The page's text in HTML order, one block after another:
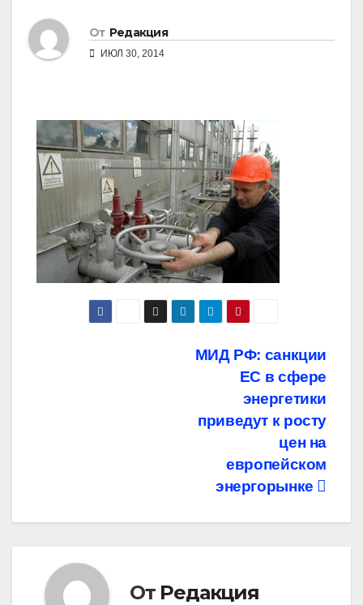
От Редакция
ИЮЛ 30, 2014
МИД РФ: санкции
ЕС в сфере
энергетики
приведут к росту
цен на
европейском
энергорынке
От Редакция